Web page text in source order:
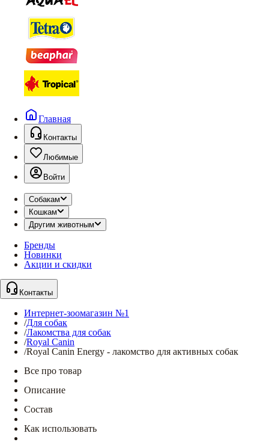
Главная
Контакты
Любимые
Войти
Собакам
Кошкам
Другим животным
Бренды
Новинки
Акции и скидки
Контакты
Интернет-зоомагазин №1
/Для собак
/Лакомства для собак
/Royal Canin
/Royal Canin Energy - лакомство для активных собак
Все про товар
Описание
Состав
Как использовать